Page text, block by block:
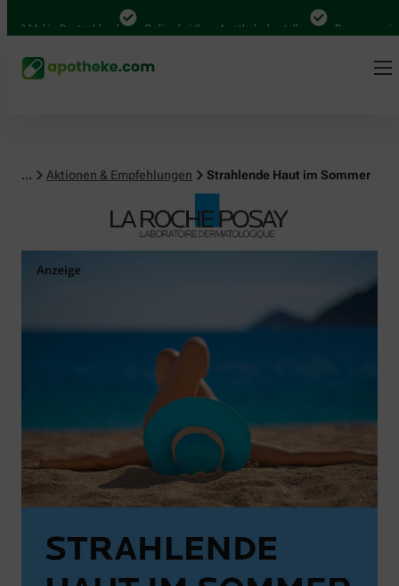
in Deutschland Online bei Ihrer Apotheke bestellen Bequem zwischen
... Aktionen & Empfehlungen Strahlende Haut im Sommer